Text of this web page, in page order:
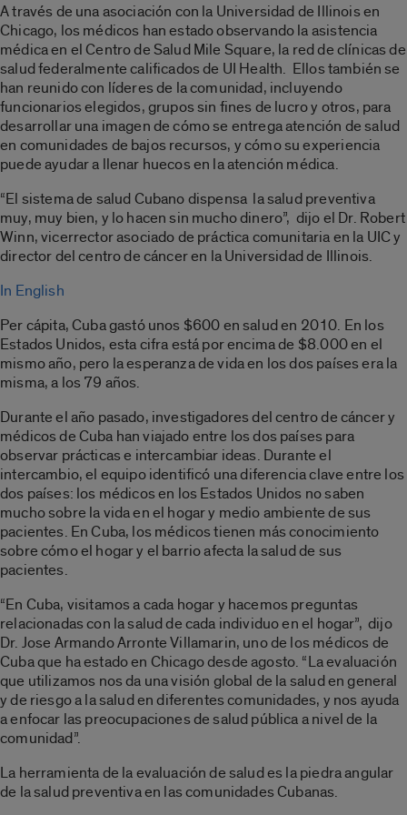
A través de una asociación con la Universidad de Illinois en
Chicago, los médicos han estado observando la asistencia
médica en el Centro de Salud Mile Square, la red de clínicas de
salud federalmente calificados de UI Health. Ellos también se
han reunido con líderes de la comunidad, incluyendo
funcionarios elegidos, grupos sin fines de lucro y otros, para
desarrollar una imagen de cómo se entrega atención de salud
en comunidades de bajos recursos, y cómo su experiencia
puede ayudar a llenar huecos en la atención médica.
“El sistema de salud Cubano dispensa la salud preventiva
muy, muy bien, y lo hacen sin mucho dinero”, dijo el Dr. Robert
Winn, vicerrector asociado de práctica comunitaria en la UIC y
director del centro de cáncer en la Universidad de Illinois.
In English
Per cápita, Cuba gastó unos $600 en salud en 2010. En los
Estados Unidos, esta cifra está por encima de $8.000 en el
mismo año, pero la esperanza de vida en los dos países era la
misma, a los 79 años.
Durante el año pasado, investigadores del centro de cáncer y
médicos de Cuba han viajado entre los dos países para
observar prácticas e intercambiar ideas. Durante el
intercambio, el equipo identificó una diferencia clave entre los
dos países: los médicos en los Estados Unidos no saben
mucho sobre la vida en el hogar y medio ambiente de sus
pacientes. En Cuba, los médicos tienen más conocimiento
sobre cómo el hogar y el barrio afecta la salud de sus
pacientes.
“En Cuba, visitamos a cada hogar y hacemos preguntas
relacionadas con la salud de cada individuo en el hogar”, dijo
Dr. Jose Armando Arronte Villamarin, uno de los médicos de
Cuba que ha estado en Chicago desde agosto. “La evaluación
que utilizamos nos da una visión global de la salud en general
y de riesgo a la salud en diferentes comunidades, y nos ayuda
a enfocar las preocupaciones de salud pública a nivel de la
comunidad”.
La herramienta de la evaluación de salud es la piedra angular
de la salud preventiva en las comunidades Cubanas.